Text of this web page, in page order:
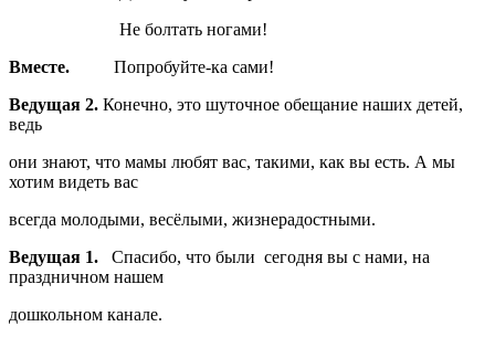
Не болтать ногами!
Вместе. Попробуйте-ка сами!
Ведущая 2. Конечно, это шуточное обещание наших детей,
ведь
они знают, что мамы любят вас, такими, как вы есть. А мы
хотим видеть вас
всегда молодыми, весёлыми, жизнерадостными.
Ведущая 1. Спасибо, что были сегодня вы с нами, на
праздничном нашем
дошкольном канале.